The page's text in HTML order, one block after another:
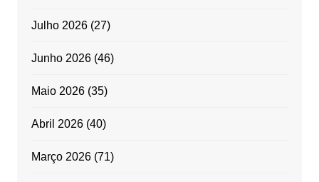
Julho 2026(27)
Junho 2026(46)
Maio 2026(35)
Abril 2026(40)
Março 2026(71)